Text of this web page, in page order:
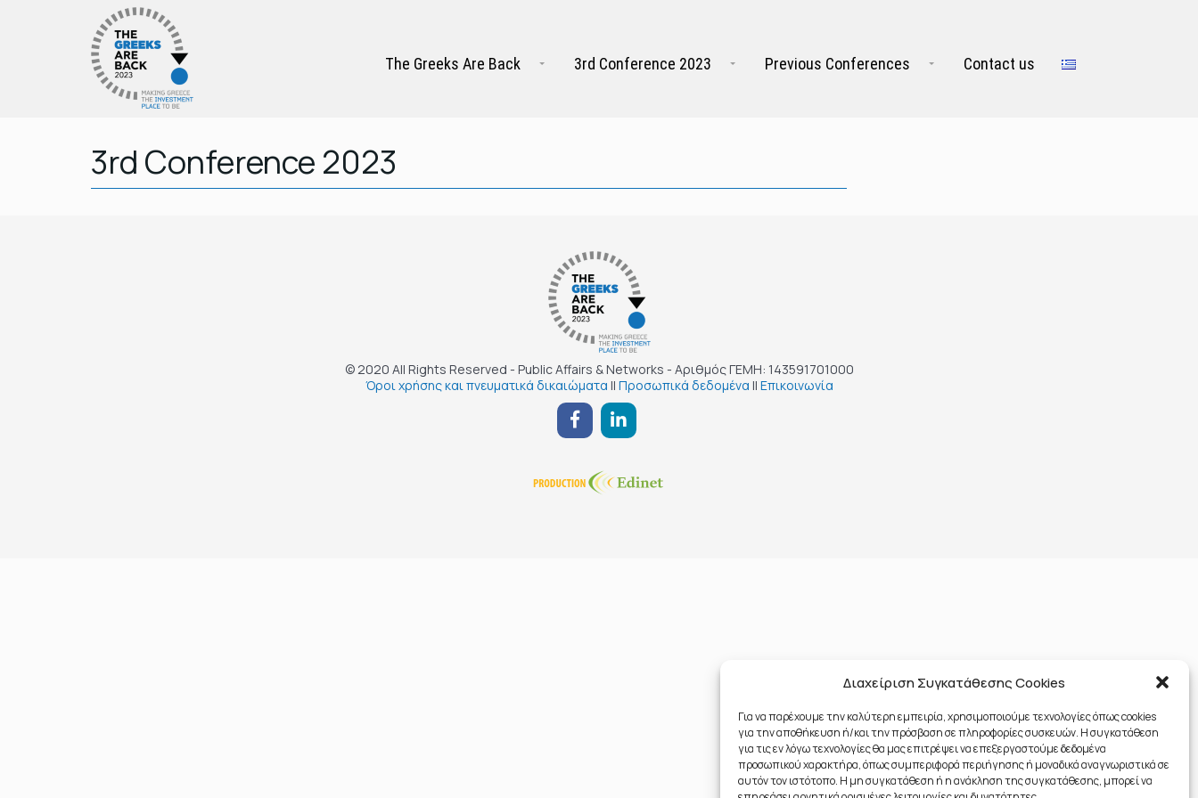
Διαχείριση Συγκατάθεσης Cookies
Για να παρέχουμε την καλύτερη εμπειρία, χρησιμοποιούμε τεχνολογίες όπως cookies
για την αποθήκευση ή/και την πρόσβαση σε πληροφορίες συσκευών. Η συγκατάθεση
για τις εν λόγω τεχνολογίες θα μας επιτρέψει να επεξεργαστούμε δεδομένα
προσωπικού χαρακτήρα, όπως συμπεριφορά περιήγησης ή μοναδικά αναγνωριστικά σε
αυτόν τον ιστότοπο. Η μη συγκατάθεση ή η ανάκληση της συγκατάθεσης, μπορεί να
The Greeks Are Back 3rd Conference 2023 Previous Conferences Contact us
3rd Conference 2023
© 2020 All Rights Reserved - Public Affairs & Networks - Αριθμός ΓΕΜΗ: 143591701000
Όροι χρήσης και πνευματικά δικαιώματα || Προσωπικά δεδομένα || Επικοινωνία